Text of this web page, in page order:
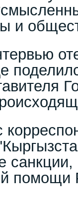
и
помощи